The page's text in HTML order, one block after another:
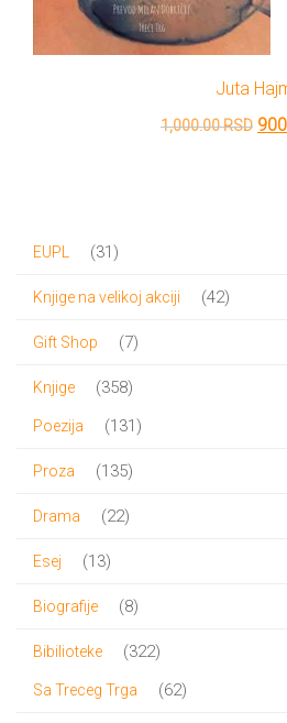
Juta
1,000.00RSD
EUPL 31 31
Knjige na velikoj akciji 4242
Gift Shop 77
Knjige 358358
proizvoda
Poezija 131 131
Proza 135135
Drama 2222
Esej 1313
Biografije 88
Bibilioteke 322322
proizvoda
Sa Treceg Trga 6262